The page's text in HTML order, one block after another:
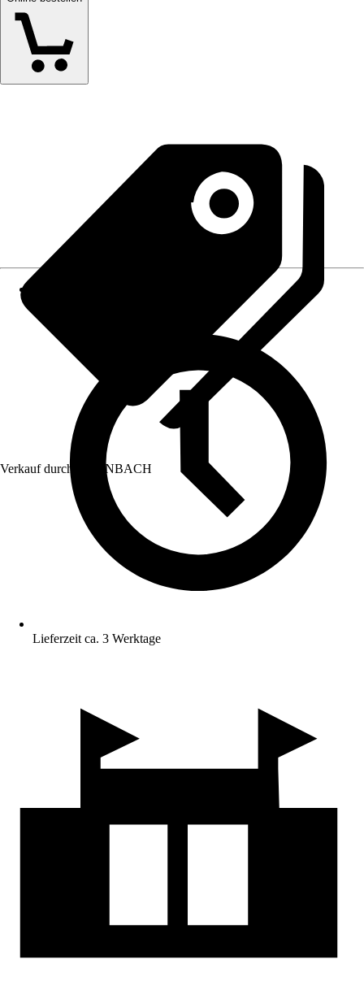
Verkauf durch: HORNBACH
Lieferzeit ca. 3 Werktage